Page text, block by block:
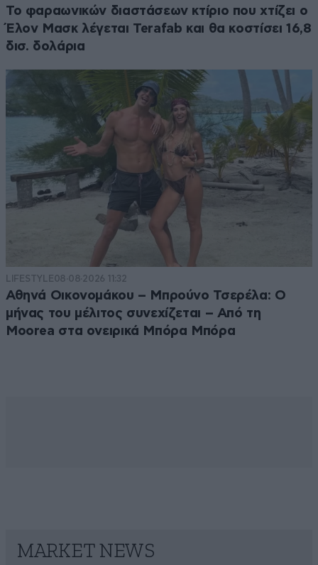
Το φαραωνικών διαστάσεων κτίριο που χτίζει ο
Έλον Μασκ λέγεται Terafab και θα κοστίσει 16,8
δισ. δολάρια
LIFESTYLE08·08·2026 11:32
Αθηνά Οικονομάκου – Μπρούνο Τσερέλα: Ο
μήνας του μέλιτος συνεχίζεται – Από τη
Moorea στα ονειρικά Μπόρα Μπόρα
MARKET NEWS